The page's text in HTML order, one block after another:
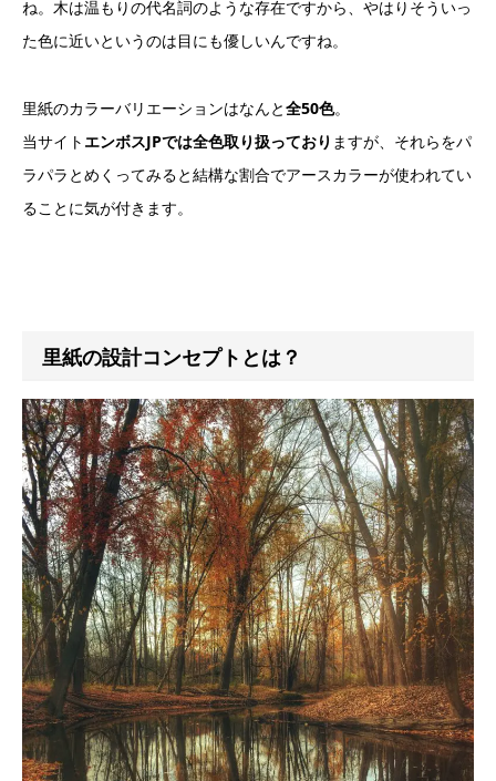
ね。木は温もりの代名詞のような存在ですから、やはりそういっ
た色に近いというのは目にも優しいんですね。
里紙のカラーバリエーションはなんと全50色。
当サイト エンボスJPでは全色取り扱っており ますが、それらをパ
ラパラとめくってみると結構な割合でアースカラーが使われてい
ることに気が付きます。
里紙の設計コンセプトとは？